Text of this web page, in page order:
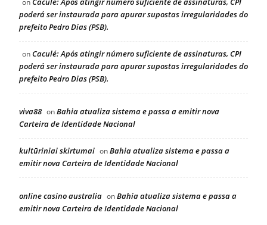
on
poderá ser instaurada para apurar supostas irregularidades do
prefeito Pedro Dias (PSB).
onCaculé: Após atingir número suficiente de assinaturas, CPI
poderá ser instaurada para apurar supostas irregularidades do
prefeito Pedro Dias (PSB).
viva88 onBahia atualiza sistema e passa a emitir nova
Carteira de Identidade Nacional
kultūriniai skirtumai onBahia atualiza sistema e passa a
emitir nova Carteira de Identidade Nacional
online casino australia onBahia atualiza sistema e passa a
emitir nova Carteira de Identidade Nacional